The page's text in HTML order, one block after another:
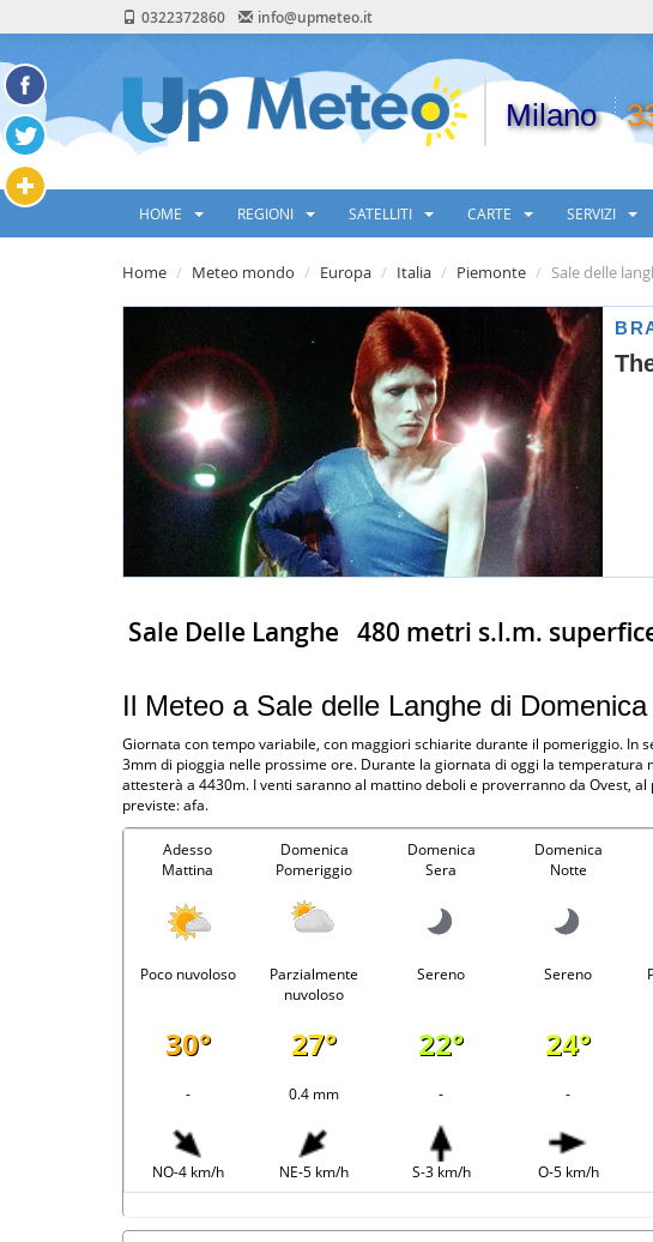
0322372860 info@upmeteo.it
Milano
HOME REGIONI SATELLITI CARTE SERVIZI
Home Meteo mondo Europa Italia Piemonte Sale delle
Sale Delle Langhe 480 metri s.l.m.
Il Meteo a Sale delle Langhe di
Giornata con tempo variabile, con maggiori schiarite durante il pomeriggio. In
3mm di pioggia nelle prossime ore. Durante la giornata di oggi la temperatura
attesterà a 4430m. I venti saranno al mattino deboli e proverranno da Ovest,
previste: afa.
Adesso
Mattina
Domenica
Pomeriggio
Domenica
Sera
Domenica
Notte
Poco nuvoloso
Parzialmente
nuvoloso
Sereno Sereno
30° 27° 22° 24°
- 0.4 mm - -
NO-4 km/h NE-5 km/h S-3 km/h O-5 km/h